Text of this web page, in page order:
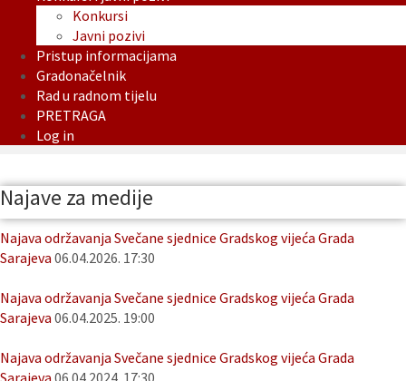
Konkursi
Javni pozivi
Pristup informacijama
Gradonačelnik
Rad u radnom tijelu
PRETRAGA
Log in
Najave za medije
Najava održavanja Svečane sjednice Gradskog vijeća Grada
Sarajeva 06.04.2026. 17:30
Najava održavanja Svečane sjednice Gradskog vijeća Grada
Sarajeva 06.04.2025. 19:00
Najava održavanja Svečane sjednice Gradskog vijeća Grada